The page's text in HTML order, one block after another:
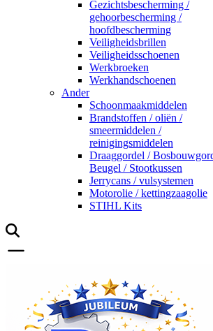
Gezichtsbescherming /
gehoorbescherming /
hoofdbescherming
Veiligheidsbrillen
Veiligheidsschoenen
Werkbroeken
Werkhandschoenen
Ander
Schoonmaakmiddelen
Brandstoffen / oliën /
smeermiddelen /
reinigingsmiddelen
Draaggordel /
Beugel / Stootkussen
Jerrycans / vulsystemen
Motorolie / kettingzaagolie
STIHL Kits